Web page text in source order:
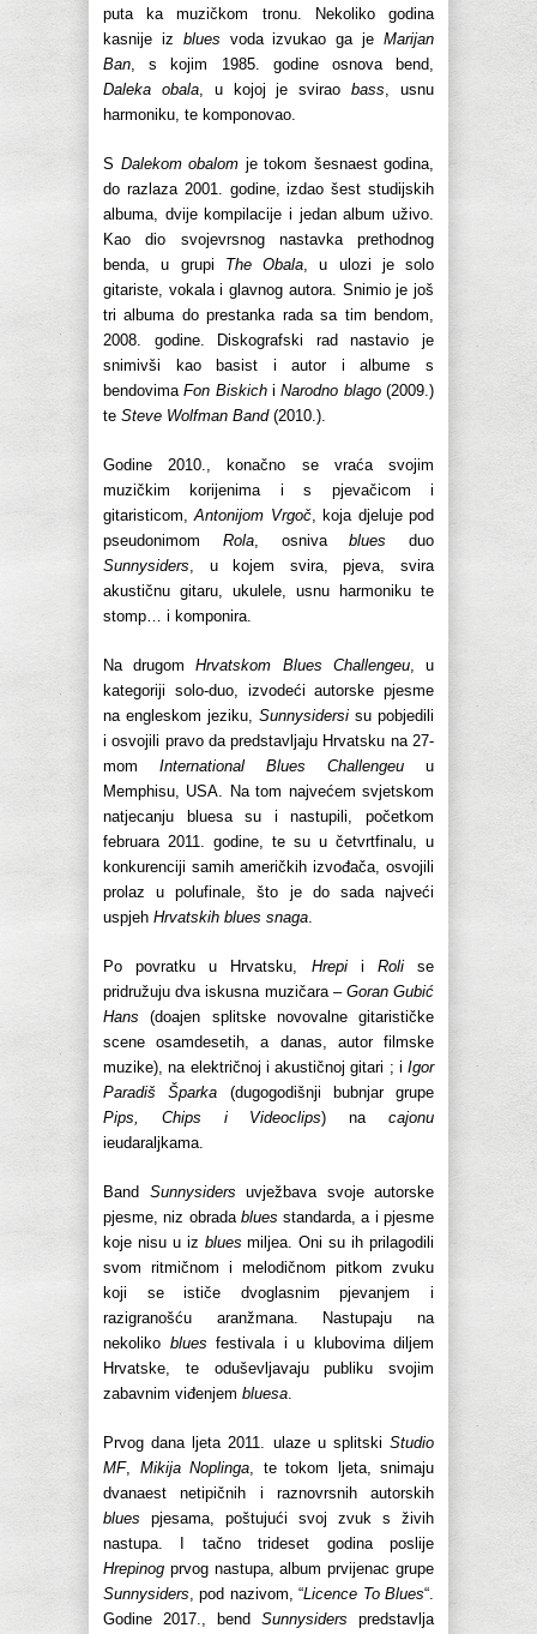
puta ka muzičkom tronu. Nekoliko godina
kasnije iz blues voda izvukao ga jeMarijan
Ban, s kojim 1985. godine osnova bend,
Daleka obala, u kojoj je sviraobass, usnu
harmoniku, te komponovao.
S Dalekom obalom je tokom šesnaest godina,
do razlaza 2001. godine, izdao šest studijskih
albuma, dvije kompilacije i jedan album uživo.
Kao dio svojevrsnog nastavka prethodnog
benda, u grupi The Obala, u ulozi je solo
gitariste, vokala i glavnog autora. Snimio je još
tri albuma do prestanka rada sa tim bendom,
2008. godine. Diskografski rad nastavio je
snimivši kao basist i autor i albume s
bendovimaFon BiskichiNarodno blago(2009.)
te Steve Wolfman Band(2010.).
Godine 2010., konačno se vraća svojim
muzičkim korijenima i s pjevačicom i
gitaristicom,Antonijom Vrgoč, koja djeluje pod
pseudonimom Rola, osnivablues duo
Sunnysiders, u kojem svira, pjeva, svira
akustičnu gitaru, ukulele, usnu harmoniku te
stomp… i komponira.
Na drugomHrvatskom Blues Challengeu, u
kategoriji solo-duo, izvodeći autorske pjesme
na engleskom jeziku, Sunnysidersi su pobjedili
i osvojili pravo da predstavljaju Hrvatsku na 27-
mom International Blues Challengeu u
Memphisu, USA. Na tom najvećem svjetskom
natjecanju bluesa su i nastupili, početkom
februara 2011. godine, te su u četvrtfinalu, u
konkurenciji samih američkih izvođača, osvojili
prolaz u polufinale, što je do sada najveći
uspjeh Hrvatskih blues snaga.
Po povratku u Hrvatsku, Hrepii Rolise
pridružuju dva iskusna muzičara – Goran Gubić
Hans (doajen splitske novovalne gitarističke
scene osamdesetih, a danas, autor filmske
muzike), na električnoj i akustičnoj gitari ; i Igor
Paradiš Šparka (dugogodišnji bubnjar grupe
Pips, Chips i Videoclips) nacajonu
ieudaraljkama.
Band Sunnysiders uvježbava svoje autorske
pjesme, niz obrada blues standarda, a i pjesme
koje nisu u iz blues miljea. Oni su ih prilagodili
svom ritmičnom i melodičnom pitkom zvuku
koji se ističe dvoglasnim pjevanjem i
razigranošću aranžmana. Nastupaju na
nekoliko blues festivala i u klubovima diljem
Hrvatske, te oduševljavaju publiku svojim
zabavnim viđenjem bluesa.
Prvog dana ljeta 2011. ulaze u splitski Studio
MF, Mikija Noplinga, te tokom ljeta, snimaju
dvanaest netipičnih i raznovrsnih autorskih
blues pjesama, poštujući svoj zvuk s živih
nastupa. I tačno trideset godina poslije
Hrepinog prvog nastupa, album prvijenac grupe
Sunnysiders, pod nazivom, “Licence To Blues“.
Godine 2017., bend Sunnysiders predstavlja